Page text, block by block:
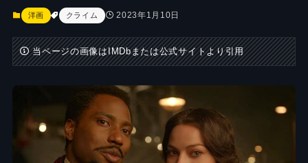
洋画 クライム 2023年1月10日
当ページの画像はIMDbまたは公式サイトより引用